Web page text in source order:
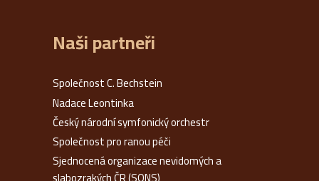
Naši partneři
Společnost C. Bechstein
Nadace Leontinka
Český národní symfonický orchestr
Společnost pro ranou péči
Sjednocená organizace nevidomých a